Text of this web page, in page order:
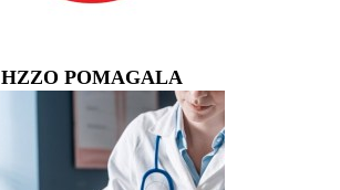
HZZO POMAGALA